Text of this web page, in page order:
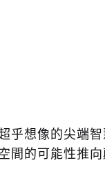
乎想像的尖端
間的可能性推向